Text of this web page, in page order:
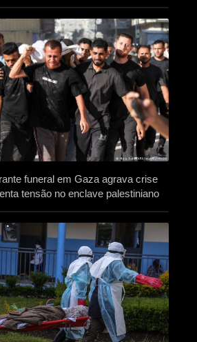
funeral em Gaza agrava crise
tensão no enclave palestiniano